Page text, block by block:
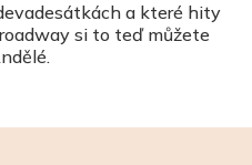
a které hity
si to teď můžete